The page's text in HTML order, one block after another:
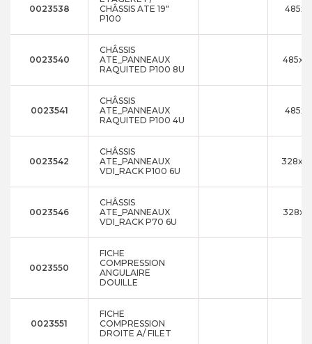
0023538
CHÂSSIS ATE 19"
P100
0023540
CHÂSSIS
ATE_PANNEAUX
RAQUITED P100 8U
0023541
CHÂSSIS
ATE_PANNEAUX
RAQUITED P100 4U
0023542
CHÂSSIS
ATE_PANNEAUX
VDI_RACK P100 6U
0023546
CHÂSSIS
ATE_PANNEAUX
VDI_RACK P70 6U
0023550
FICHE
COMPRESSION
ANGULAIRE
DOUILLE
0023551
FICHE
COMPRESSION
DROITE A/ FILET